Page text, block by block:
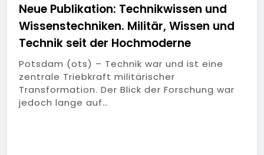
Neue Publikation: Technikwissen und
Wissenstechniken. Militär, Wissen und
Technik seit der Hochmoderne
Potsdam (ots) – Technik war und ist eine
zentrale Triebkraft militärischer
Transformation. Der Blick der Forschung war
jedoch lange auf…